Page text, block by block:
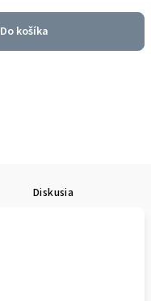
Do košíka
Diskusia